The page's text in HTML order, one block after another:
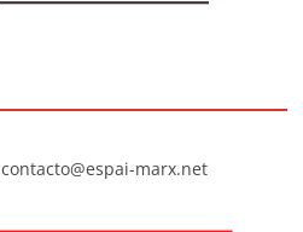
contacto@espai-marx.net